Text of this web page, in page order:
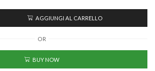
AGGIUNGI AL CARRELLO
OR
BUY NOW